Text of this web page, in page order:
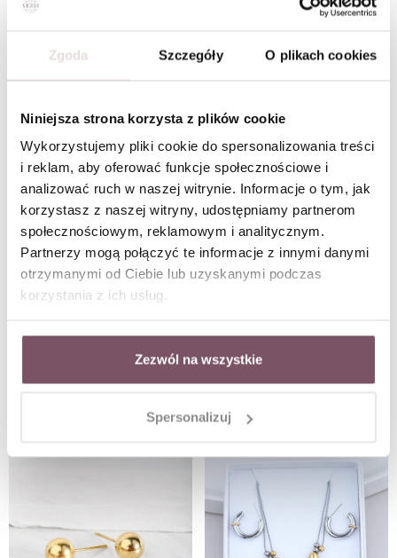
Zgoda Szczegóły O plikach cookies
Niniejsza strona korzysta z plików cookie
Wykorzystujemy pliki cookie do spersonalizowania treści
i reklam, aby oferować funkcje społecznościowe i
analizować ruch w naszej witrynie. Informacje o tym, jak
korzystasz z naszej witryny, udostępniamy partnerom
społecznościowym, reklamowym i analitycznym.
Partnerzy mogą połączyć te informacje z innymi danymi
otrzymanymi od Ciebie lub uzyskanymi podczas
korzystania z ich usług.
Zezwól na wszystkie
Spersonalizuj
Kolczyki kuleczki (0,6 cm), stal pozłacana S210246Z00
Kolczyki kuleczki, brokatowy mat, (0,2cm), złoty S204935Z00